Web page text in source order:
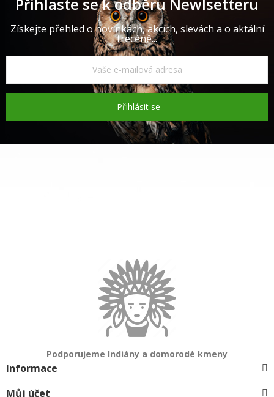
Získejte přehled o novinkách, akcích, slevách a o aktální
trecéně...
Přihlásit se
Podporujeme Indiány a domorodé kmeny
Informace
Můj účet